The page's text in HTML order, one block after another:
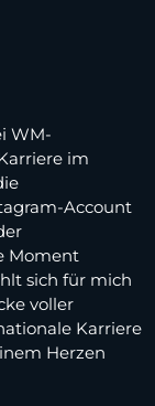
WM-
im
Account
Moment
sich für mich
voller
Karriere
Herzen